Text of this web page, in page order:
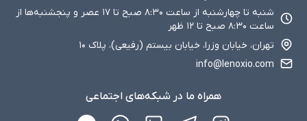
شنبه تا چهارشنبه از ساعت ۸:۳۰ صبح تا ۱۷ عصر و پنجشنبه‌ها از
ساعت ۸:۳۰ صبح تا ۱۲ ظهر
تهران، خیابان وزرا، خیابان بیستم (رفیعی)، پلاک ۱۰
info@lenoxio.com
همراه ما در شبکه‌های اجتماعی